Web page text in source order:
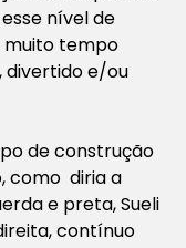
nível de
muito tempo
divertido e/ou
de construção
como diria a
e preta, Sueli
contínuo